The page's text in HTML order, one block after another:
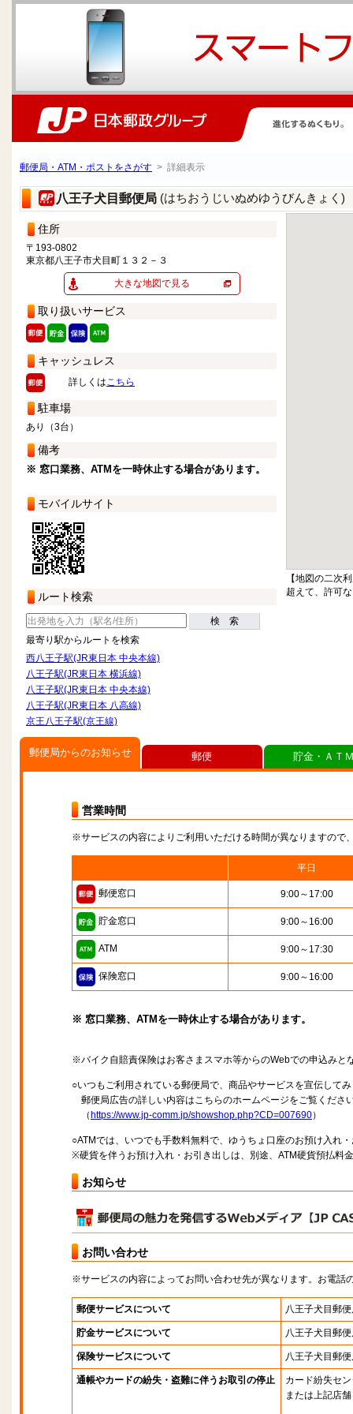
郵便局・ATM・ポストをさがす > 詳細表示
八王子犬目郵便局 (はちおうじいぬめゆうびんきょく)
住所
〒193-0802
東京都八王子市犬目町１３２－３
大きな地図で見る
取り扱いサービス
キャッシュレス
詳しくはこちら
駐車場
あり（3台）
備考
※ 窓口業務、ATMを一時休止する場合があります。
モバイルサイト
ルート検索
検 索
最寄り駅からルートを検索
西八王子駅(JR東日本 中央本線)
八王子駅(JR東日本 横浜線)
八王子駅(JR東日本 中央本線)
八王子駅(JR東日本 八高線)
京王八王子駅(京王線)
【地図の二次
超えて、許可
郵便局からのお知らせ
営業時間
※サービスの内容によりご利用いただける時間が異なりますので
平日
郵便窓口 9:00～17:00
貯金窓口 9:00～16:00
ATM 9:00～17:30
保険窓口 9:00～16:00
※ 窓口業務、ATMを一時休止する場合があります。
※バイク自賠責保険はお客さまスマホ等からのWebでの申込みと
○いつもご利用されている郵便局で、商品やサービスを宣伝して
郵便局広告の詳しい内容はこちらのホームページをご覧くださ
（ https://www.jp-comm.jp/showshop.php?CD=007690）
○ATMでは、いつでも手数料無料で、ゆうちょ口座のお預け入れ
※硬貨を伴うお預け入れ・お引き出しは、別途、ATM硬貨預払料
お知らせ
お問い合わせ
※サービスの内容によってお問い合わせ先が異なります。お電話
郵便サービスについて 八王子犬目郵
貯金サービスについて 八王子犬目郵
保険サービスについて 八王子犬目郵
通帳やカードの紛失・盗難に伴うお取引の停止
カード紛失セ
または上記店舗
郵便 貯金・ＡＴ